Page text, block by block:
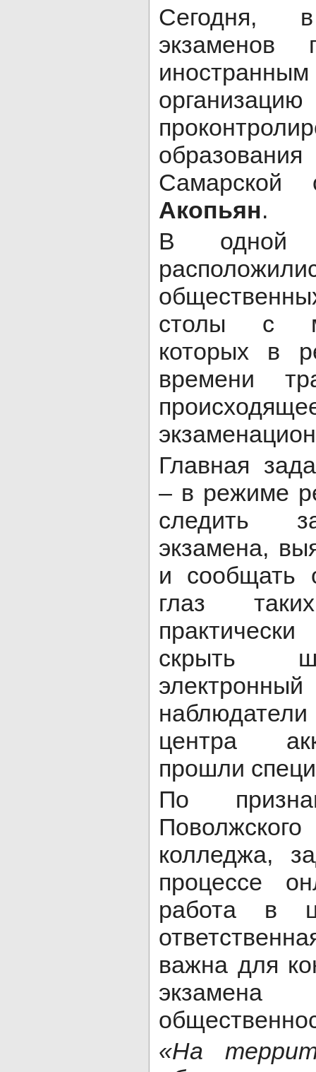
Сегодня,
Акопьян.
В одной
столы с
которых в
времени
Главная
– в режиме
следить
экзамена,
и сообщать
глаз
скрыть
центра
прошли
По
Поволжского
колледжа,
процессе
работа в
важна для
«На